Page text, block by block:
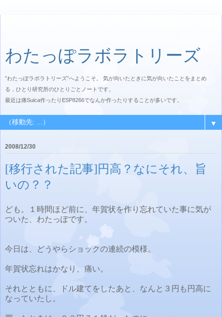
わたっぽラボラトリーズ
”わたっぽラボラトリーズ”へようこそ。 気が向いたときに気が向いたことをまとめ
る，ひとり研究所のひとりごとノートです。
最近は痛Suica作ったりESP8266でなんか作ったりすることが多いです。
▼
2008/12/30
[移行された記事]円高？なにそれ、旨
いの？？
ども。１時間ほど前に、年賀状を作り忘れていた事に気が
ついた、わたっぽです。
今日は、どうやらショックの連続の模様。
年賀状忘れはかなり、痛い。
それとともに、ドル建てをしたあと、なんと３円も円高に
なっていたし。